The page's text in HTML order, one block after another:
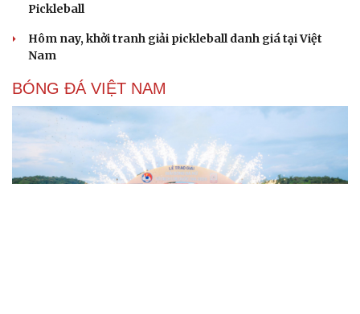
Pickleball
Hôm nay, khởi tranh giải pickleball danh giá tại Việt
Nam
BÓNG ĐÁ VIỆT NAM